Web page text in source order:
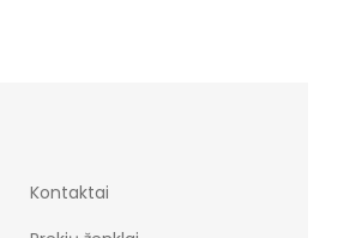
Kontaktai